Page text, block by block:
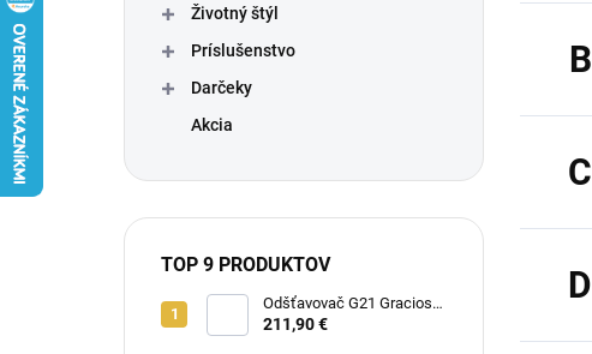
Životný štýl
Príslušenstvo
Darčeky
Akcia
TOP 9 PRODUKTOV
Odšťavovač G21 Gracioso
horizontal
211,90 €
B
C
D